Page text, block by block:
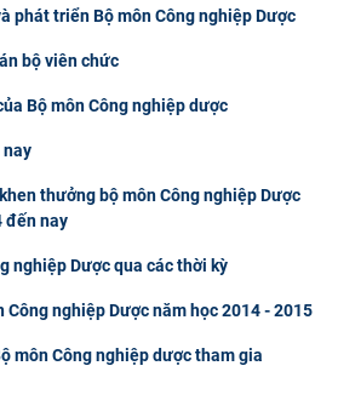
phát triển Bộ môn Công nghiệp Dược
bộ viên chức
Bộ môn Công nghiệp dược
nay
thưởng bộ môn Công nghiệp Dược
đến nay
nghiệp Dược qua các thời kỳ
Công nghiệp Dược năm học 2014 - 2015
môn Công nghiệp dược tham gia